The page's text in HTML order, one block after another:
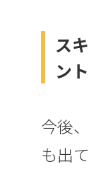
ス
ント
今後
も出